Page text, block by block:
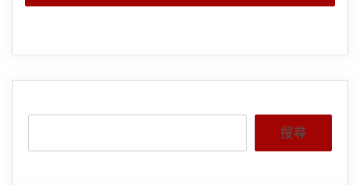
搜尋